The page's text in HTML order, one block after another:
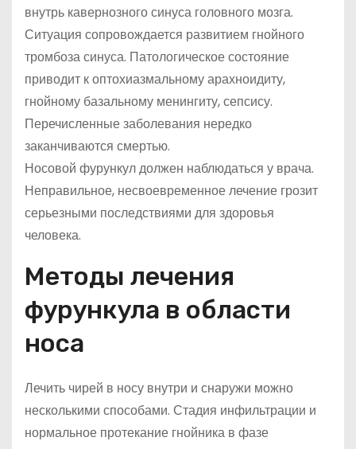
внутрь кавернозного синуса головного мозга.
Ситуация сопровождается развитием гнойного
тромбоза синуса. Патологическое состояние
приводит к оптохиазмальному арахноидиту,
гнойному базальному менин­гиту, сепсису.
Перечисленные заболевания нередко
заканчиваются смертью.
Носовой фурункул должен наблюдаться у врача.
Неправильное, несвоевременное лечение грозит
серьезными последствиями для здоровья
человека.
Методы лечения
фурункула в области
носа
Лечить чирей в носу внутри и снаружи можно
несколькими способами. Стадия инфильтрации и
нормальное протекание гнойника в фазе